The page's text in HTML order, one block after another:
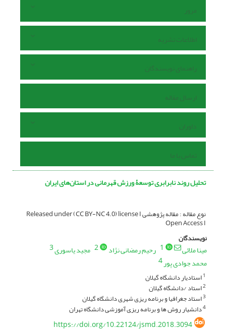
مرور
اطلاعات نشریه
راهنمای نویسندگان
ارسال مقاله
داوران
تماس با ما
تحلیل روند نابرابری توسعۀ ورزش قهرمانی در استان‌های ایران
نوع مقاله : مقاله پژوهشی Released under (CC BY-NC 4.0) license I
Open Access I
نویسندگان
مینا ملائی 1 رحیم رمضانی نژاد 2 مجید یاسوری3
محمد جوادی پور4
1استادیار دانشگاه گیلان
2استاد /دانشگاه گیلان
3استاد جغرافیا و برنامه ریزی شهری دانشگاه گیلان
4دانشیار روش ها و برنامه ریزی آموزشی دانشگاه تهران
https://doi.org/10.22124/jsmd.2018.3094